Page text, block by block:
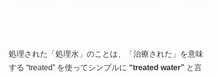
処理された「処理水」のことは、「治療された」を意味
する “treated” を使ってシンプルに “treated water” と言